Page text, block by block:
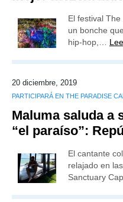
El festival The
un bonche
hip-hop,…
20 diciembre, 2019
PARTICIPARÁ EN THE PARADISE
Maluma saluda a
“el paraíso”:
El cantante
relajado en
Sanctuary